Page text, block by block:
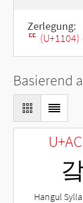
Zerlegung:
ᄄ (U+1104)
Basierend
Hangul